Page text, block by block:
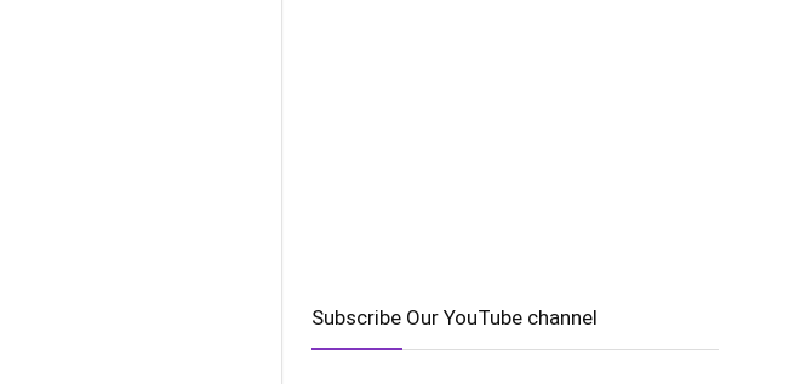
Subscribe Our YouTube channel